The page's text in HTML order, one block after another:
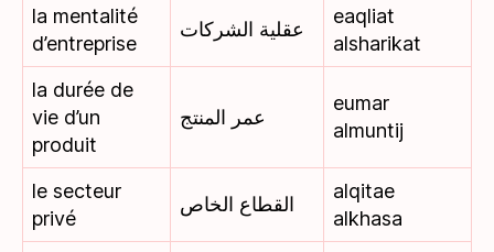
la mentalité
d’entreprise
عقلية الشركات
eaqliat
alsharikat
la durée de
vie d’un
produit
عمر المنتج
eumar
almuntij
le secteur
privé
القطاع الخاص
alqitae
alkhasa